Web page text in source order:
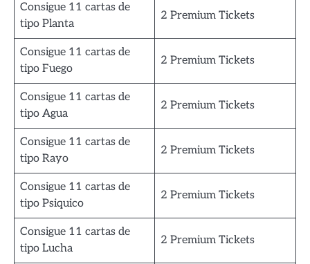
Consigue 11 cartas de
tipo Planta
2 Premium Tickets
Consigue 11 cartas de
tipo Fuego
2 Premium Tickets
Consigue 11 cartas de
tipo Agua
2 Premium Tickets
Consigue 11 cartas de
tipo Rayo
2 Premium Tickets
Consigue 11 cartas de
tipo Psiquico
2 Premium Tickets
Consigue 11 cartas de
tipo Lucha
2 Premium Tickets